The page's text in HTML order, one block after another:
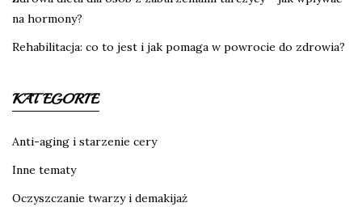
na hormony?
Rehabilitacja: co to jest i jak pomaga w powrocie do zdrowia?
KATEGORIE
Anti-aging i starzenie cery
Inne tematy
Oczyszczanie twarzy i demakijaż